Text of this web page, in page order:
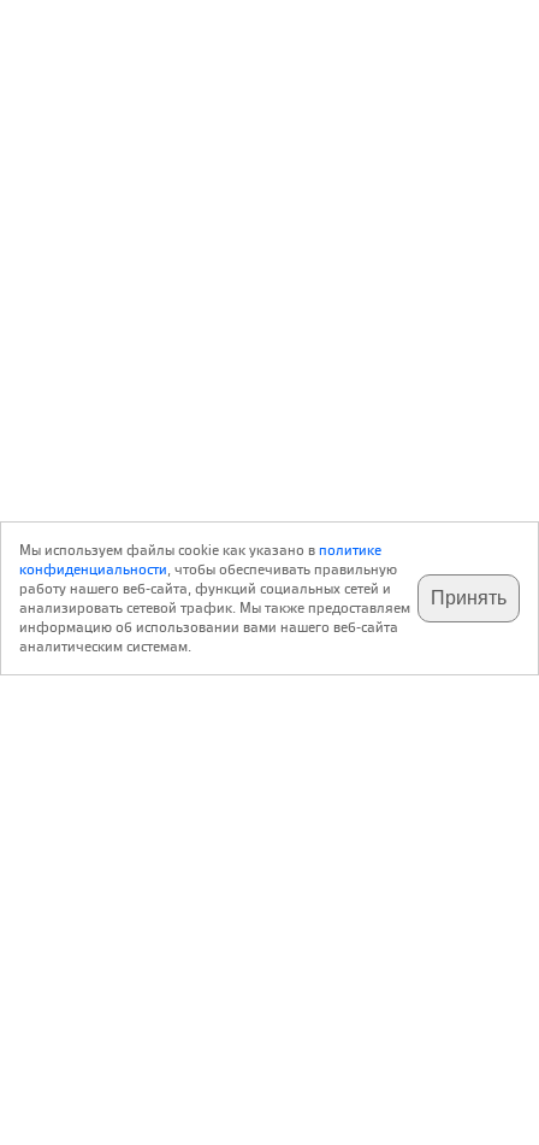
подпишитесь на наш
телеграм @archi_ru
✕
с 20 июля 1999 г.
Мы используем файлы cookie как указано вполитике
конфиденциальности, чтобы обеспечивать правильную
работу нашего веб-сайта, функций социальных сетей и
анализировать сетевой трафик. Мы также предоставляем
информацию об использовании вами нашего веб-сайта
аналитическим системам.
Принять